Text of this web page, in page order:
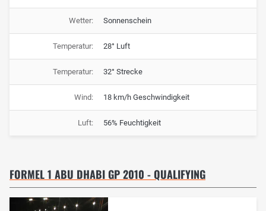
Wetter: Sonnenschein
Temperatur: 28° Luft
Temperatur: 32° Strecke
Wind: 18 km/h Geschwindigkeit
Luft: 56% Feuchtigkeit
FORMEL 1 ABU DHABI GP 2010 - QUALIFYING